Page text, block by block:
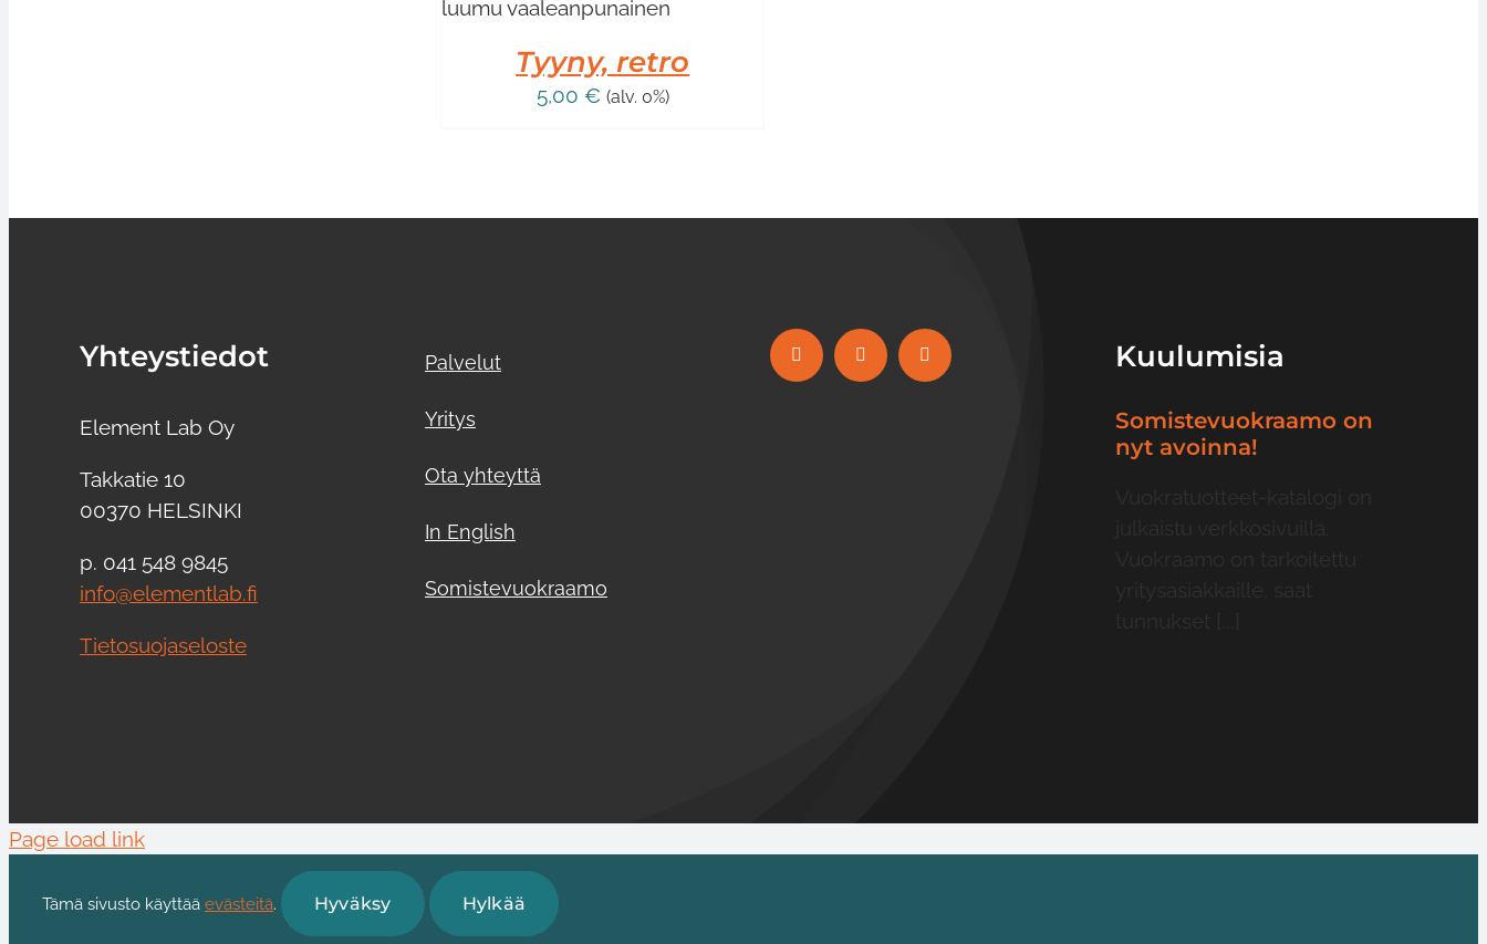
Tyyny, retro
5,00 € (alv. 0%)
Yhteystiedot
Element Lab Oy
Takkatie 10
00370 HELSINKI
p. 041 548 9845
info@elementlab.fi
Tietosuojaseloste
Palvelut
Yritys
Ota yhteyttä
In English
Somistevuokraamo
Kuulumisia
Somistevuokraamo on
nyt avoinna!
Page load link
Tämä sivusto käyttää evästeitä. Hyväksy Hylkää